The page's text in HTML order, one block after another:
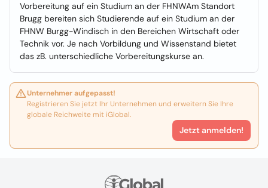
Vorbereitung auf ein Studium an der FHNWAm Standort
Brugg bereiten sich Studierende auf ein Studium an der
FHNW Burgg-Windisch in den Bereichen Wirtschaft oder
Technik vor. Je nach Vorbildung und Wissenstand bietet
das zB. unterschiedliche Vorbereitungskurse an.
Unternehmer aufgepasst!
Registrieren Sie jetzt Ihr Unternehmen und erweitern Sie Ihre
globale Reichweite mit iGlobal.
Jetzt anmelden!